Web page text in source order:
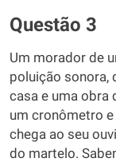
Questão 3
Um morador de
poluição sonora,
casa e uma obra
um cronômetro
chega ao seu
do martelo.